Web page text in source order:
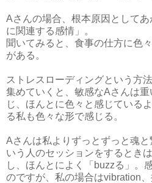
Aさんの場合、根本原因として
に関連する感情」。
聞いてみると、食事の仕方に色
がある。
ストレスローディングという方
集めていくと、敏感なAさんは
じ、ほんとに色々と感じている
る私も色々な形で感じる。
Aさんは私よりずっとずっと魂
いう人のセッションをするとき
し、ほんとによく「buzzる」。
のですが、私の場合はvibration